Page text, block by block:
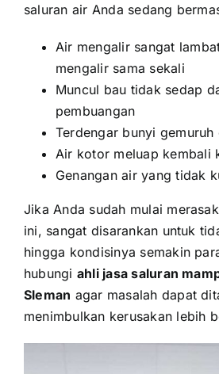
saluran air Anda sedang
Air mengalir sangat
mengalir sama sekali
Muncul bau tidak sedap
pembuangan
Terdengar bunyi
Air kotor meluap kembali
Genangan air yang tidak
Jika Anda sudah mulai
ini, sangat disarankan untuk
hingga kondisinya semakin
hubungi ahli jasa saluran
Sleman agar masalah dapat
menimbulkan kerusakan lebih